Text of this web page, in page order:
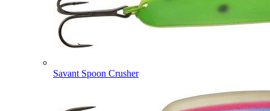
Savant Spoon Crusher